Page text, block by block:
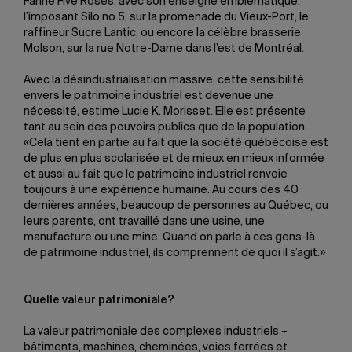
l’imposant Silo no 5, sur la promenade du Vieux-Port, le
raffineur Sucre Lantic, ou encore la célèbre brasserie
Molson, sur la rue Notre-Dame dans l’est de Montréal.
Avec la désindustrialisation massive, cette sensibilité
envers le patrimoine industriel est devenue une
nécessité, estime Lucie K. Morisset. Elle est présente
tant au sein des pouvoirs publics que de la population.
«Cela tient en partie au fait que la société québécoise est
de plus en plus scolarisée et de mieux en mieux informée
et aussi au fait que le patrimoine industriel renvoie
toujours à une expérience humaine. Au cours des 40
dernières années, beaucoup de personnes au Québec, ou
leurs parents, ont travaillé dans une usine, une
manufacture ou une mine. Quand on parle à ces gens-là
de patrimoine industriel, ils comprennent de quoi il s’agit.»
Quelle valeur patrimoniale?
La valeur patrimoniale des complexes industriels –
bâtiments, machines, cheminées, voies ferrées et